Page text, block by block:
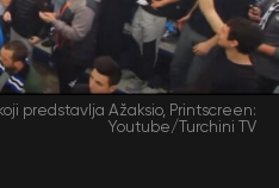
predstavlja Ažaksio, Printscreen:
Youtube/Turchini TV